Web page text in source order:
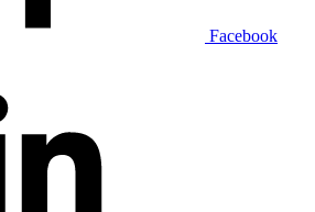
Facebook